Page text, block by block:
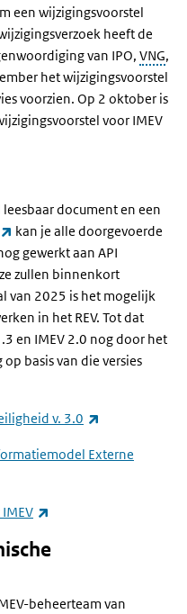
een wijzigingsvoorstel
heeft de
van IPO, VNG,
het wijzigingsvoorstel
voorzien. Op 2 oktober is
voor IMEV
document en een
(externe link)
kan je alle doorgevoerde
gewerkt aan API
zullen binnenkort
van 2025 is het mogelijk
in het REV. Tot dat
en IMEV 2.0 nog door het
basis van die versies
v. 3.0
Externe
beheerteam van